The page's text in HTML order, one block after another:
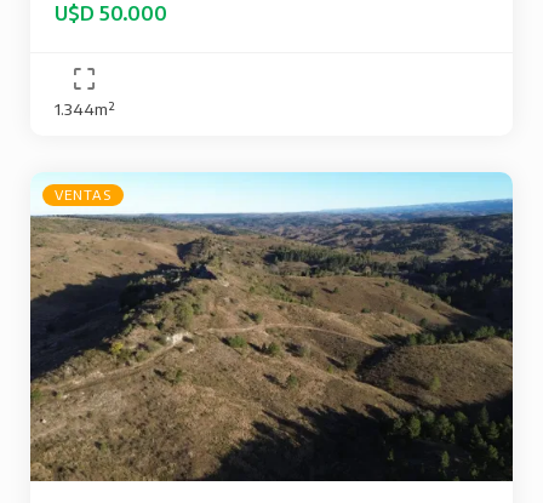
U$D 50.000
1.344m²
VENTAS